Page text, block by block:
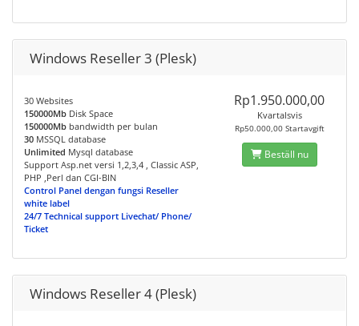
Windows Reseller 3 (Plesk)
30 Websites
150000Mb Disk Space
150000Mb bandwidth per bulan
30 MSSQL database
Unlimited Mysql database
Support Asp.net versi 1,2,3,4 , Classic ASP,
PHP ,Perl dan CGI-BIN
Control Panel dengan fungsi Reseller
white label
24/7 Technical support Livechat/ Phone/
Ticket
Rp1.950.000,00
Kvartalsvis
Rp50.000,00 Startavgift
Beställ nu
Windows Reseller 4 (Plesk)